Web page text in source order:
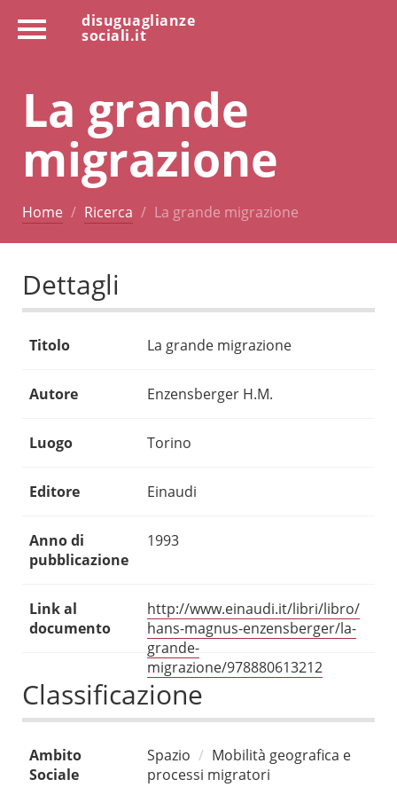
disuguaglianze
sociali.it
La grande
migrazione
Home Ricerca La grande migrazione
Dettagli
Titolo La grande migrazione
Autore Enzensberger H.M.
Luogo Torino
Editore Einaudi
Anno di
pubblicazione
1993
Link al
documento
http://www.einaudi.it/libri/libro/
hans-magnus-enzensberger/la-
grande-
migrazione/978880613212
Classificazione
Ambito
Sociale
Spazio
Mobilità geografica e
processi migratori